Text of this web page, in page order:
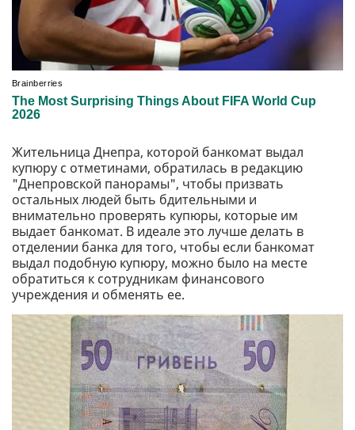
Жительница Днепра, которой банкомат выдал
купюру с отметинами, обратилась в редакцию
"Днепровской панорамы", чтобы призвать
остальных людей быть бдительными и
внимательно проверять купюры, которые им
выдает банкомат. В идеале это лучше делать в
отделении банка для того, чтобы если банкомат
выдал подобную купюру, можно было на месте
обратиться к сотрудникам финансового
учреждения и обменять ее.